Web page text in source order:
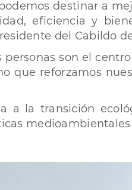
destinar a
eficiencia y
del Cabildo
son el
que reforzamos
a la transición